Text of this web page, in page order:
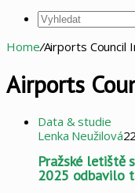
Home/Airports Council
Airports
Data & studie
Lenka Neužilová
Pražské letiště
2025 odbavilo